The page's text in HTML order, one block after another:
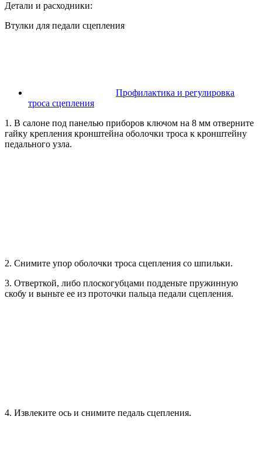
Детали и расходники:
Втулки для педали сцепления
Профилактика и регулировка
троса сцепления
1. В салоне под панелью приборов ключом на 8 мм отверните
гайку крепления кронштейна оболочки троса к кронштейну
педального узла.
2. Снимите упор оболочки троса сцепления со шпильки.
3. Отверткой, либо плоскогубцами подденьте пружинную
скобу и выньте ее из проточки пальца педали сцепления.
4. Извлеките ось и снимите педаль сцепления.